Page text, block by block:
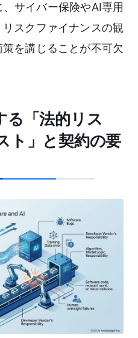
サイバー保険やAI専用
スクファイナンスの観
を講じることが不可欠
る「法的リス
ト」と契約の要